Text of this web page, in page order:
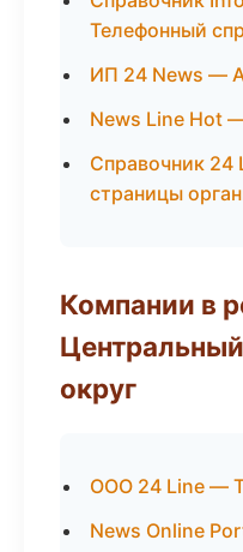
Телефонный
ИП 24 News —
News Line Hot
Справочник
страницы
Компании в
округ
ООО 24 Line —
News Online